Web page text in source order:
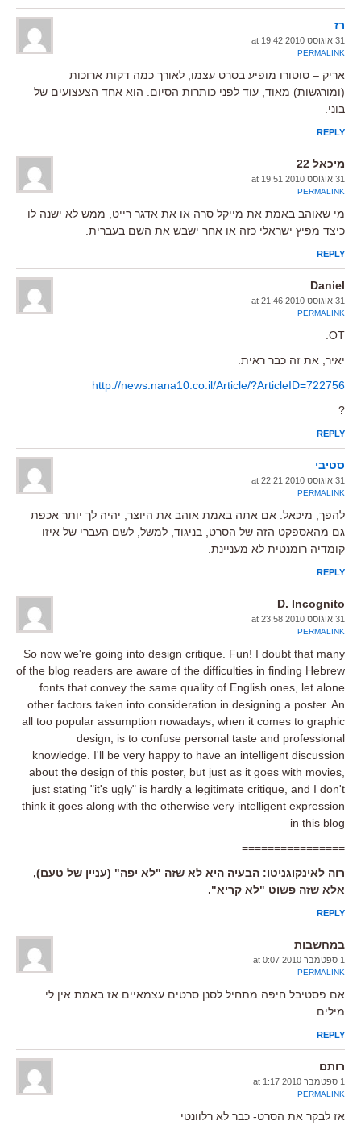
רז
31 אוגוסט 2010 at 19:42
PERMALINK
אריק – טוטורו מופיע בסרט עצמו, לאורך כמה דקות ארוכות
(ומורגשות) מאוד, עוד לפני כותרות הסיום. הוא אחד הצעצועים של
בוני.
REPLY
מיכאל 22
31 אוגוסט 2010 at 19:51
PERMALINK
מי שאוהב באמת את מייקל סרה או את אדגר רייט, ממש לא ישנה לו
כיצד מפיץ ישראלי כזה או אחר ישבש את השם בעברית.
REPLY
Daniel
31 אוגוסט 2010 at 21:46
PERMALINK
OT:
יאיר, את זה כבר ראית:
http://news.nana10.co.il/Article/?ArticleID=722756
?
REPLY
סטיבי
31 אוגוסט 2010 at 22:21
PERMALINK
להפך, מיכאל. אם אתה באמת אוהב את היוצר, יהיה לך יותר אכפת
גם מהאספקט הזה של הסרט, בניגוד, למשל, לשם העברי של איזו
קומדיה רומנטית לא מעניינת.
REPLY
D. Incognito
31 אוגוסט 2010 at 23:58
PERMALINK
So now we're going into design critique. Fun! I doubt that many
of the blog readers are aware of the difficulties in finding Hebrew
fonts that convey the same quality of English ones, let alone
other factors taken into consideration in designing a poster. An
all too popular assumption nowadays, when it comes to graphic
design, is to confuse personal taste and professional
knowledge. I'll be very happy to have an intelligent discussion
about the design of this poster, but just as it goes with movies,
just stating "it's ugly" is hardly a legitimate critique, and I don't
think it goes along with the otherwise very intelligent expression
in this blog
================
רוה לאינקוגניטו: הבעיה היא לא שזה "לא יפה" (עניין של טעם),
אלא שזה פשוט "לא קריא".
REPLY
במחשבות
1 ספטמבר 2010 at 0:07
PERMALINK
אם פסטיבל חיפה מתחיל לסנן סרטים עצמאיים אז באמת אין לי
מילים…
REPLY
רותם
1 ספטמבר 2010 at 1:17
PERMALINK
אז לבקר את הסרט- כבר לא רלוונטי